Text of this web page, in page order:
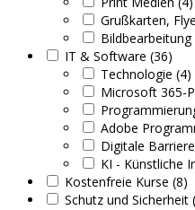
Grußkarten,
Bildbearbeitung
IT & Software (36)
Technologie (4)
Microsoft 365-
Adobe
Digitale
KI - Künstliche
Kostenfreie Kurse (8)
Schutz und Sicherheit